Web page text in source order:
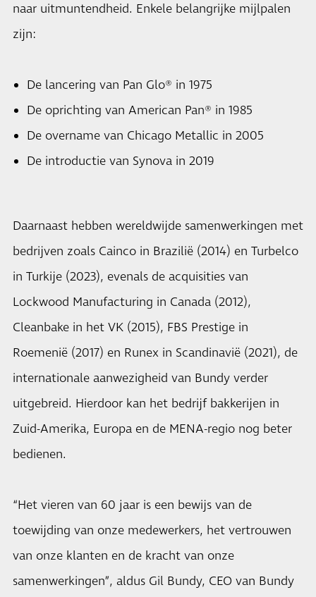
naar uitmuntendheid. Enkele belangrijke mijlpalen
zijn:
De lancering van Pan Glo® in 1975
De oprichting van American Pan® in 1985
De overname van Chicago Metallic in 2005
De introductie van Synova in 2019
Daarnaast hebben wereldwijde samenwerkingen met
bedrijven zoals Cainco in Brazilië (2014) en Turbelco
in Turkije (2023), evenals de acquisities van
Lockwood Manufacturing in Canada (2012),
Cleanbake in het VK (2015), FBS Prestige in
Roemenië (2017) en Runex in Scandinavië (2021), de
internationale aanwezigheid van Bundy verder
uitgebreid. Hierdoor kan het bedrijf bakkerijen in
Zuid-Amerika, Europa en de MENA-regio nog beter
bedienen.
“Het vieren van 60 jaar is een bewijs van de
toewijding van onze medewerkers, het vertrouwen
van onze klanten en de kracht van onze
samenwerkingen”, aldus Gil Bundy, CEO van Bundy